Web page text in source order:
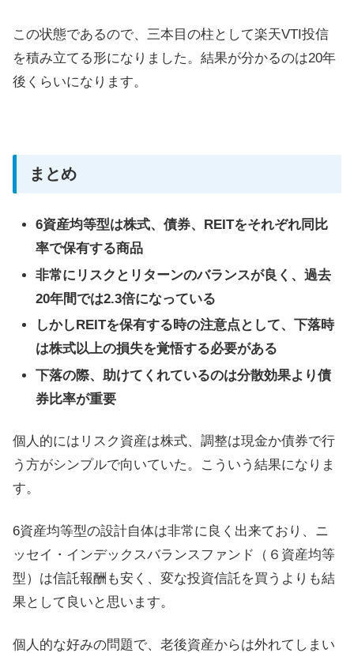
この状態であるので、三本目の柱として楽天VTI投信
を積み立てる形になりました。結果が分かるのは20年
後くらいになります。
まとめ
6資産均等型は株式、債券、REITをそれぞれ同比
率で保有する商品
非常にリスクとリターンのバランスが良く、過去
20年間では2.3倍になっている
しかしREITを保有する時の注意点として、下落時
は株式以上の損失を覚悟する必要がある
下落の際、助けてくれているのは分散効果より債
券比率が重要
個人的にはリスク資産は株式、調整は現金か債券で行
う方がシンプルで向いていた。こういう結果になりま
す。
6資産均等型の設計自体は非常に良く出来ており、ニ
ッセイ・インデックスバランスファンド（６資産均等
型）は信託報酬も安く、変な投資信託を買うよりも結
果として良いと思います。
個人的な好みの問題で、老後資産からは外れてしまい